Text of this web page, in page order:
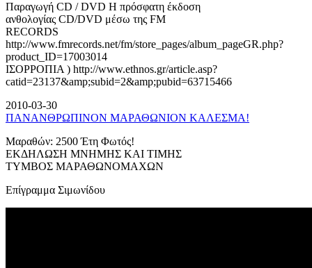
Παραγωγή CD / DVD Η πρόσφατη έκδοση
ανθολογίας CD/DVD μέσω της FM
RECORDS
http://www.fmrecords.net/fm/store_pages/album_pageGR.php?
product_ID=17003014
ΙΣΟΡΡΟΠΙΑ ) http://www.ethnos.gr/article.asp?
catid=23137&amp;subid=2&amp;pubid=63715466
2010-03-30
ΠΑΝΑΝΘΡΩΠΙΝΟΝ ΜΑΡΑΘΩΝΙΟΝ ΚΑΛΕΣΜΑ!
Μαραθών: 2500 Έτη Φωτός!
ΕΚΔΗΛΩΣΗ ΜΝΗΜΗΣ ΚΑΙ ΤΙΜΗΣ
ΤΥΜΒΟΣ ΜΑΡΑΘΩΝΟΜΑΧΩΝ
Επίγραμμα Σιμωνίδου